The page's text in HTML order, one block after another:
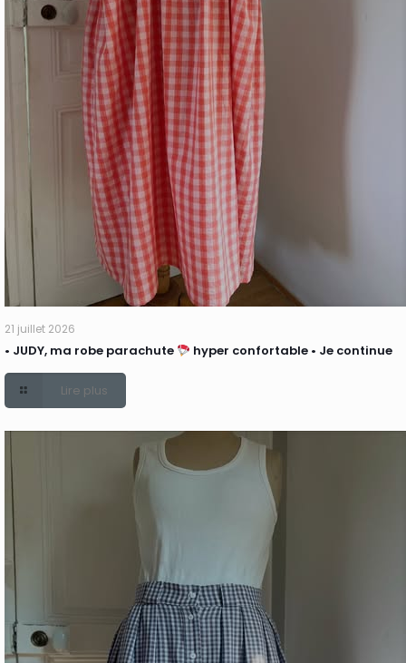
21 juillet 2026
• JUDY, ma robe parachute hyper confortable • Je continue
Lire plus